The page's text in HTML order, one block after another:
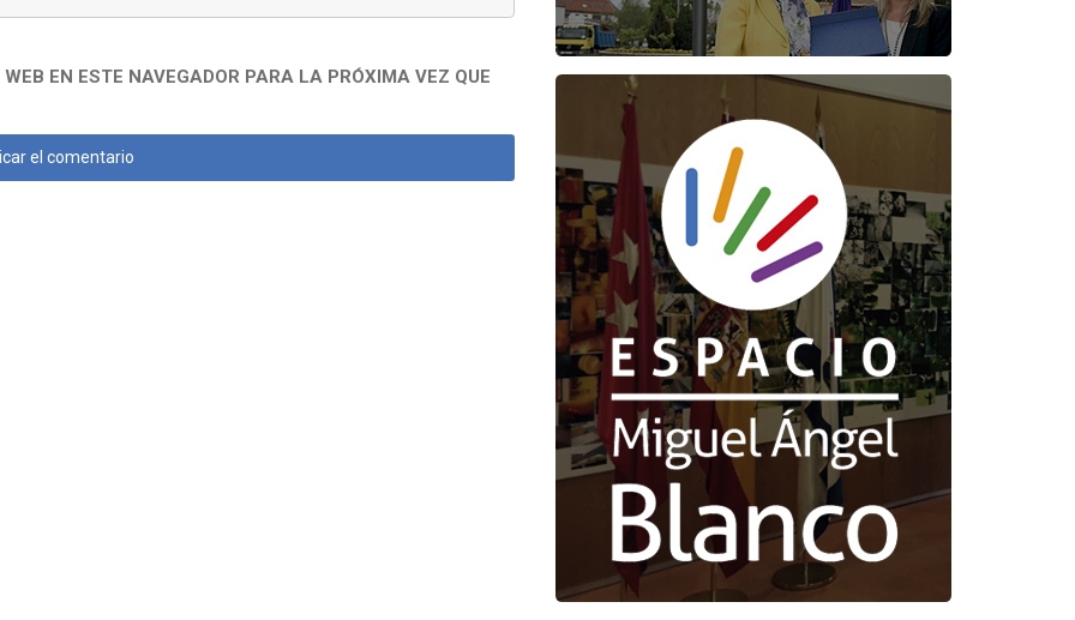
EN ESTE NAVEGADOR PARA LA PRÓXIMA VEZ QUE